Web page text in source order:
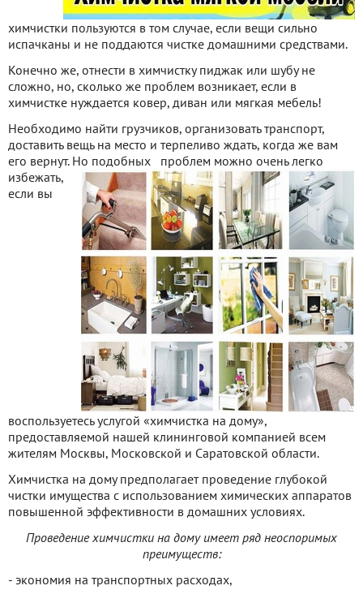
химчистки пользуются в том случае, если вещи сильно
испачканы и не поддаются чистке домашними средствами.
Конечно же, отнести в химчистку пиджак или шубу не
сложно, но, сколько же проблем возникает, если в
химчистке нуждается ковер, диван или мягкая мебель!
Необходимо найти грузчиков, организовать транспорт,
доставить вещь на место и терпеливо ждать, когда же вам
его вернут. Но подобных
проблем можно очень легко
избежать,
если вы
воспользуетесь услугой «химчистка на дому»,
предоставляемой нашей клининговой компанией всем
жителям Москвы, Московской и Саратовской области.
Химчистка на дому предполагает проведение глубокой
чистки имущества с использованием химических аппаратов
повышенной эффективности в домашних условиях.
Проведение химчистки на дому имеет ряд неоспоримых
преимуществ:
- экономия на транспортных расходах,